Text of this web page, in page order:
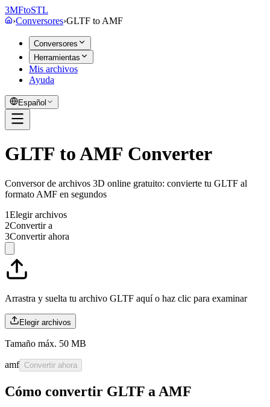
3MFtoSTL
›Conversores›GLTF to AMF
Conversores
Herramientas
Mis archivos
Ayuda
Español
GLTF to AMF Converter
Conversor de archivos 3D online gratuito: convierte tu GLTF al
formato AMF en segundos
1Elegir archivos
2Convertir a
3Convertir ahora
Arrastra y suelta tu archivo GLTF aquí o haz clic para examinar
Elegir archivos
Tamaño máx. 50 MB
amf Convertir ahora
Cómo convertir GLTF a AMF